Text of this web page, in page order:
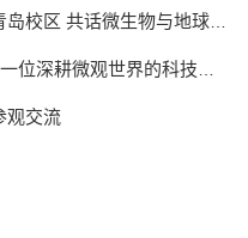
校区 共话微生物与地球系
位深耕微观世界的科技工作
观交流